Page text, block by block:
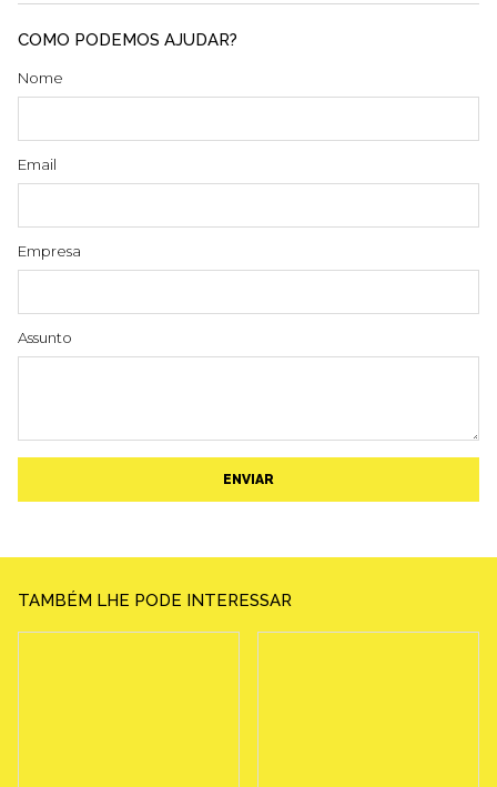
COMO PODEMOS AJUDAR?
Nome
Email
Empresa
Assunto
ENVIAR
TAMBÉM LHE PODE INTERESSAR